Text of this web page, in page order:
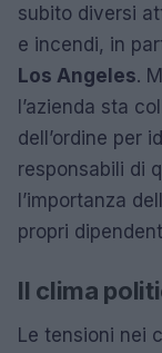
subito diversi
e incendi, in
Los Angeles.
l’azienda sta
dell’ordine per
responsabili di
l’importanza
propri
Il clima
Le tensioni nei